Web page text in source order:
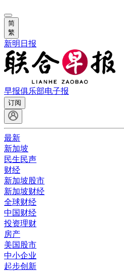
简
繁
新明日报
早报俱乐部电子报
订阅
最新
新加坡
民生民声
财经
新加坡股市
新加坡财经
全球财经
中国财经
投资理财
房产
美国股市
中小企业
起步创新